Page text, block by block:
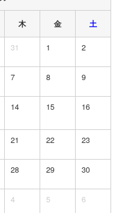
木 金 土
31 1 2
7 8 9
14 15 16
21 22 23
28 29 30
4 5 6